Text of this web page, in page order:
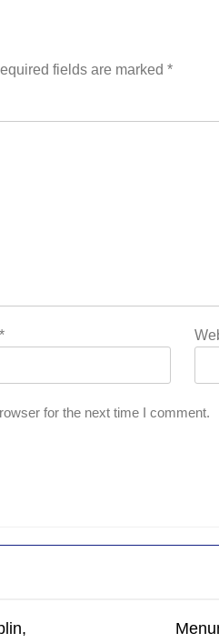
fields are marked *
*
for the next time I comment.